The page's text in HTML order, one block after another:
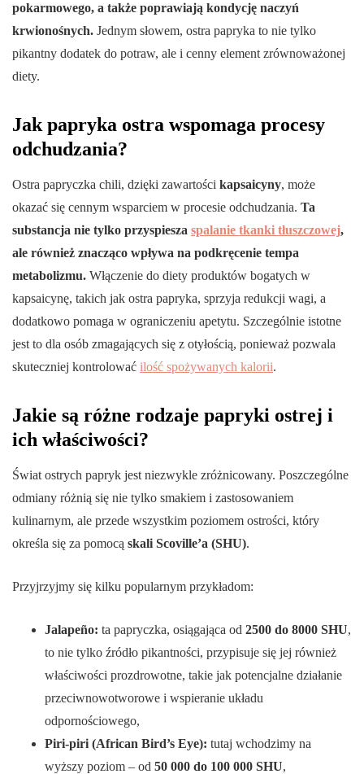
pokarmowego, a także poprawiają kondycję naczyń
krwionośnych. Jednym słowem, ostra papryka to nie tylko
pikantny dodatek do potraw, ale i cenny element zrównoważonej
diety.
Jak papryka ostra wspomaga procesy
odchudzania?
Ostra papryczka chili, dzięki zawartości kapsaicyny, może
okazać się cennym wsparciem w procesie odchudzania. Ta
substancja nie tylko przyspiesza spalanie tkanki tłuszczowej,
ale również znacząco wpływa na podkręcenie tempa
metabolizmu. Włączenie do diety produktów bogatych w
kapsaicynę, takich jak ostra papryka, sprzyja redukcji wagi, a
dodatkowo pomaga w ograniczeniu apetytu. Szczególnie istotne
jest to dla osób zmagających się z otyłością, ponieważ pozwala
skuteczniej kontrolować ilość spożywanych kalorii.
Jakie są różne rodzaje papryki ostrej i
ich właściwości?
Świat ostrych papryk jest niezwykle zróżnicowany. Poszczególne
odmiany różnią się nie tylko smakiem i zastosowaniem
kulinarnym, ale przede wszystkim poziomem ostrości, który
określa się za pomocą skali Scoville’a (SHU).
Przyjrzyjmy się kilku popularnym przykładom:
Jalapeño: ta papryczka, osiągająca od 2500 do 8000 SHU,
to nie tylko źródło pikantności, przypisuje się jej również
właściwości prozdrowotne, takie jak potencjalne działanie
przeciwnowotworowe i wspieranie układu
odpornościowego,
Piri-piri (African Bird’s Eye): tutaj wchodzimy na
wyższy poziom – od 50 000 do 100 000 SHU,